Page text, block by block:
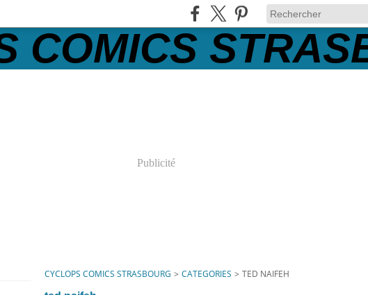
Publicité
CYCLOPS COMICS STRASBOURG > CATEGORIES > TED NAIFEH